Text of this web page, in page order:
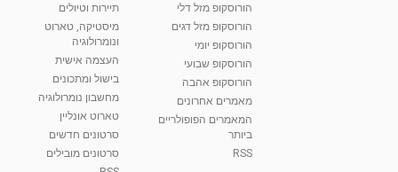
01:46
רנה רז-גילו -טיפול אנרגטי ויעוץ רוחני - נומרולוגית
2,310 צפיות
05:37
סודות בתאריך הלידה, משמעות חודש הלידה -
ינואר זינה ליבשיץ נומרולוגית
ליסה גרוסמן - המרכז לאימון התנהגותי - קשב
הורוסקופ מזל דלי
הורוסקופ מזל דגים
הורוסקופ יומי
הורוסקופ שבועי
הורוסקופ אהבה
מאמרים אחרונים
המאמרים הפופולריים
ביותר
RSS
תיירות וטיולים
מיסטיקה, טארוט
ונומרולוגיה
העצמה אישית
בישול ומתכונים
מחשבון נומרולוגיה
טארוט אונליין
סרטונים חדשים
סרטונים מובילים